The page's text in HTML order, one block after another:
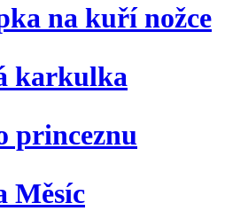
na kuří nožce
karkulka
princeznu
Měsíc